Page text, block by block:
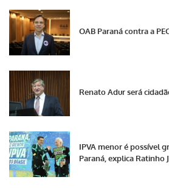
OAB Paraná contra a
Renato Adur será
IPVA menor é possível
Paraná, explica Ratinho